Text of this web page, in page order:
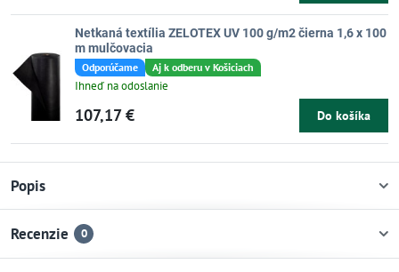
Popis
Recenzie 0
Netkaná textília ZELOTEX UV 100 g/m2 čierna 1,6 x 100
m mulčovacia
Odporúčame Aj k odberu v Košiciach
Ihneď na odoslanie
107,17 € Do košíka